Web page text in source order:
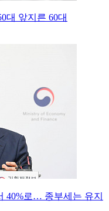
대 앞지른 60대
40%로… 종부세는 유지